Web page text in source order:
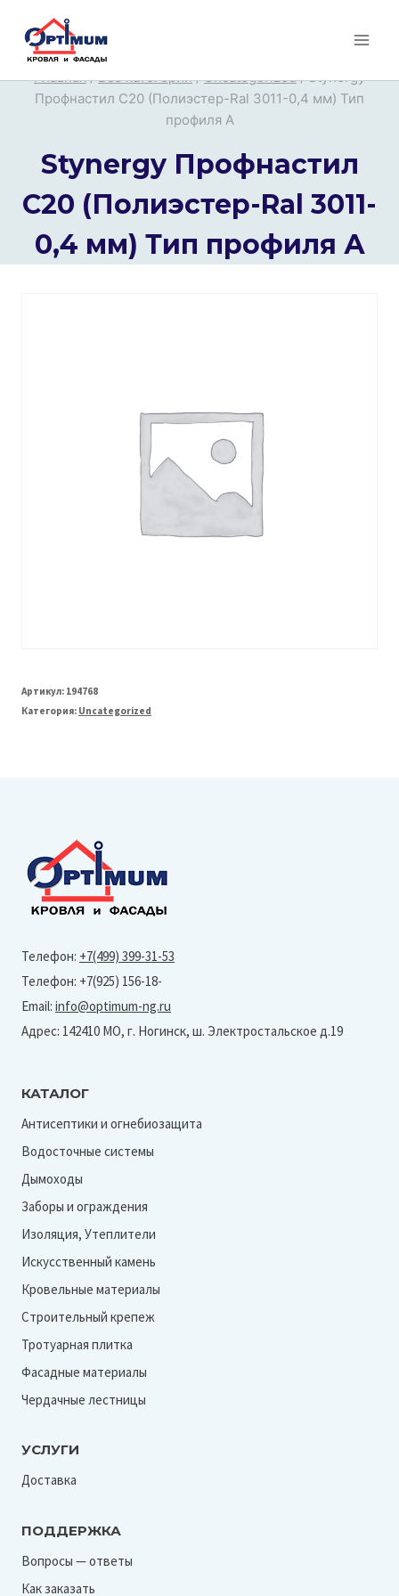
Перейти
Главная / Все категории / Uncategorized / Stynergy
Профнастил С20 (Полиэстер-Ral 3011-0,4 мм) Тип
профиля А
Stynergy Профнастил
С20 (Полиэстер-Ral 3011-
0,4 мм) Тип профиля А
Артикул: 194768
Категория: Uncategorized
Телефон: +7(499) 399-31-53
Телефон: +7(925) 156-18-
Email: info@optimum-ng.ru
Адрес: 142410 МО, г. Ногинск, ш. Электростальское д.19
КАТАЛОГ
Антисептики и огнебиозащита
Водосточные системы
Дымоходы
Заборы и ограждения
Изоляция, Утеплители
Искусственный камень
Кровельные материалы
Строительный крепеж
Тротуарная плитка
Фасадные материалы
Чердачные лестницы
УСЛУГИ
Доставка
ПОДДЕРЖКА
Вопросы — ответы
Как заказать